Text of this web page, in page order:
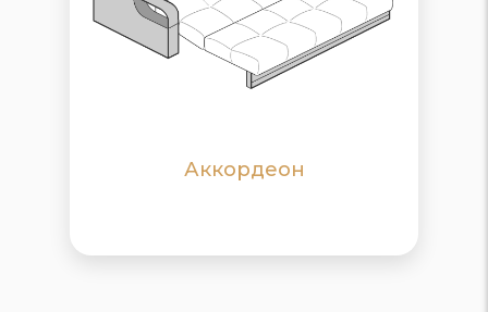
Аккордеон
использование. Съемные чехлы и
ящики для хранения белья. Удобные
маленькие диваны для одного и
многоместные, для большого